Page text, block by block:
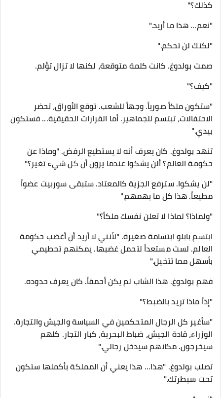
كذلك؟"
"نعم... هذا ما أريد."
"لكنك لن تحكم."
صمت بولدوغ. كانت كلمة متوقعة، لكنها لا تزال تؤلم.
"كيف؟"
"ستكون ملكاً صورياً. وجهاً للشعب. توقع الأوراق، تحضر
الاحتفالات، تبتسم للجماهير. أما القرارات الحقيقية... فستكون
بيدي."
تنهد بولدوغ. كان يعرف أنه لا يستطيع الرفض. "وماذا عن
حكومة العالم؟ ألن يشكوا عندما يرون أن كل شيء تغير؟"
"لن يشكوا. سترفع الجزية كالمعتاد. ستبقى سوربيت عضواً
مطيعاً. هذا كل ما يهمهم."
"ولماذا؟ لماذا لا تعلن نفسك ملكاً؟"
ابتسم بابلو ابتسامة صغيرة. "لأنني لا أريد أن أغضب حكومة
العالم. لست مستعداً لتحمل غضبها. يمكنهم تحطيمي
بأسهل مما تتخيل."
فهم بولدوغ. هذا الشاب لم يكن أحمقاً. كان يعرف حدوده.
"إذاً ماذا تريد بالضبط؟"
"سأغير كل الرجال المتحكمين في السياسة والجيش والتجارة.
الوزراء، قادة الجيش، ضباط البحرية، كبار التجار. كلهم
سيخرجون. مكانهم سيدخل رجالي."
تصلب بولدوغ. "هذا... هذا يعني أن المملكة بأكملها ستكون
تحت سيطرتك."